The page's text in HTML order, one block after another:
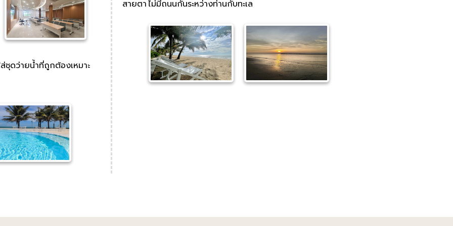
ชุดว่ายน้ำที่ถูกต้องเหมาะ
สายตา ไม่มีถนนกั้นระหว่างท่านกับทะเล